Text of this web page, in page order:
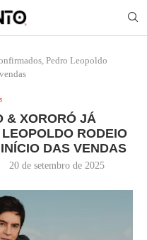
Pedro Leopoldo
& XORORÓ JÁ
RODEIO
DAS VENDAS
20 de setembro de 2025